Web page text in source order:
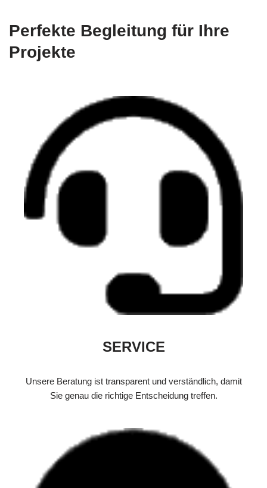
Perfekte Begleitung für Ihre
Projekte
SERVICE
Unsere Beratung ist transparent und verständlich, damit
Sie genau die richtige Entscheidung treffen.